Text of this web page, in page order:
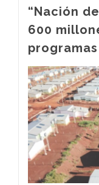
“Nación
600